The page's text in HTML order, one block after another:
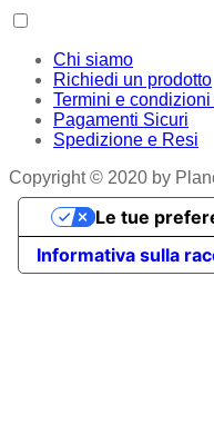
Chi siamo
Richiedi un prodotto
Termini e condizioni
Pagamenti Sicuri
Spedizione e Resi
Copyright © 2020 by
Informativa sulla
Le tue